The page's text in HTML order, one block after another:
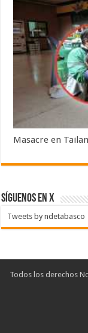
Masacre en
SÍGUENOS EN X
Tweets by ndetabasco
Todos los derechos